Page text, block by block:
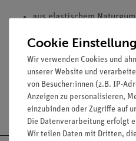
aus elastischem
Farbe: rot Durchmesser
Cookie
Wir verwenden Cookies und
unserer Website und
von Besucher:innen (z.B. IP-
Anzeigen zu personalisieren,
einzubinden oder Zugriffe auf
Die Datenverarbeitung erfolgt
Wir teilen Daten mit Dritten,